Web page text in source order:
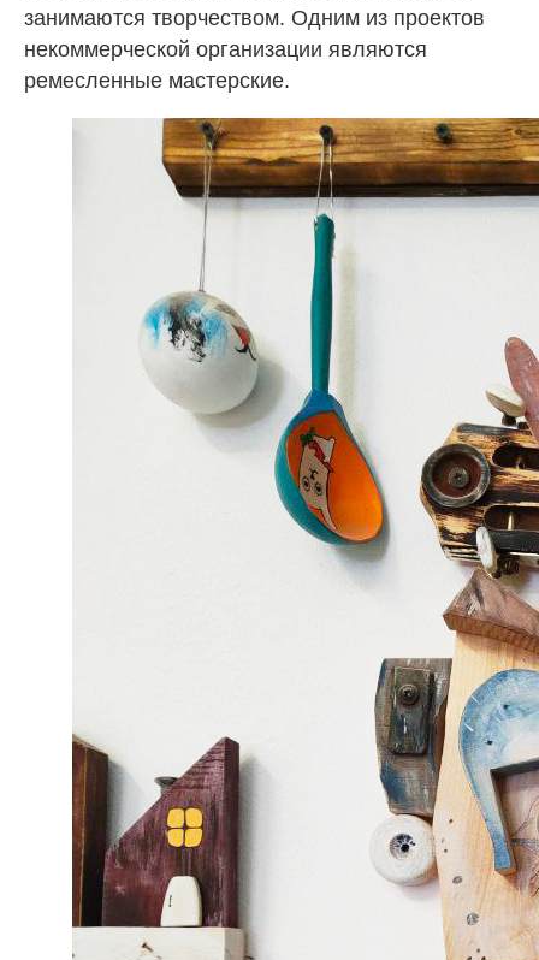
занимаются творчеством. Одним из проектов
некоммерческой организации являются
ремесленные мастерские.